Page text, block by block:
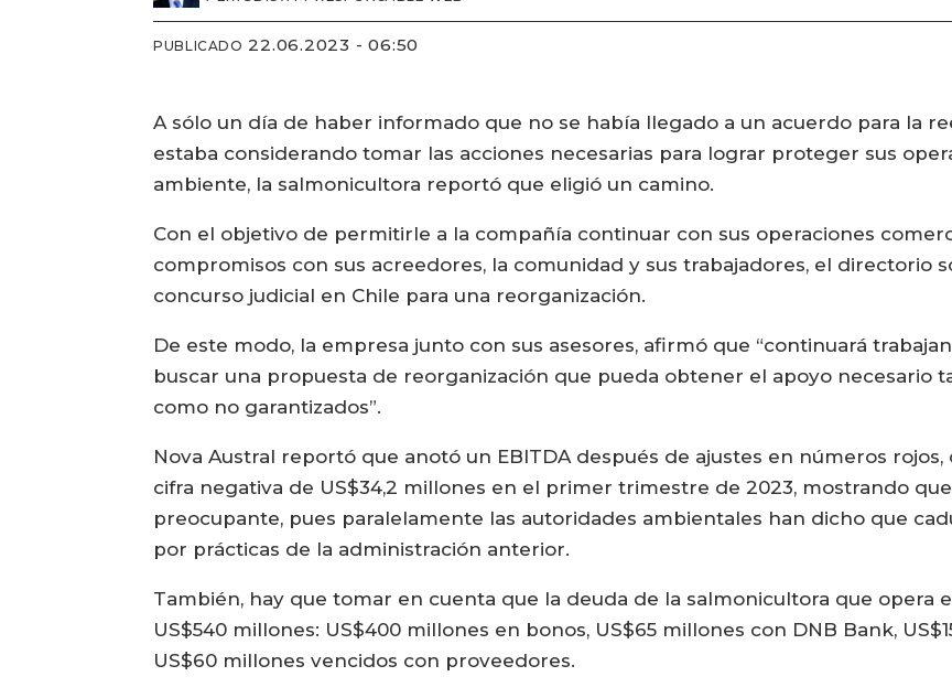
PUBLICADO 22.06.2023 - 06:50
A sólo un día de haber informado que no se había llegado a un acuerdo para la
estaba considerando tomar las acciones necesarias para lograr proteger sus
ambiente, la salmonicultora reportó que eligió un camino.
Con el objetivo de permitirle a la compañía continuar con sus operaciones
compromisos con sus acreedores, la comunidad y sus trabajadores, el directorio
concurso judicial en Chile para una reorganización.
De este modo, la empresa junto con sus asesores, afirmó que “continuará
buscar una propuesta de reorganización que pueda obtener el apoyo necesario
como no garantizados”.
Nova Austral reportó que anotó un EBITDA después de ajustes en números rojos,
cifra negativa de US$34,2 millones en el primer trimestre de 2023, mostrando
preocupante, pues paralelamente las autoridades ambientales han dicho que
por prácticas de la administración anterior.
También, hay que tomar en cuenta que la deuda de la salmonicultora que opera
US$540 millones: US$400 millones en bonos, US$65 millones con DNB Bank,
US$60 millones vencidos con proveedores.